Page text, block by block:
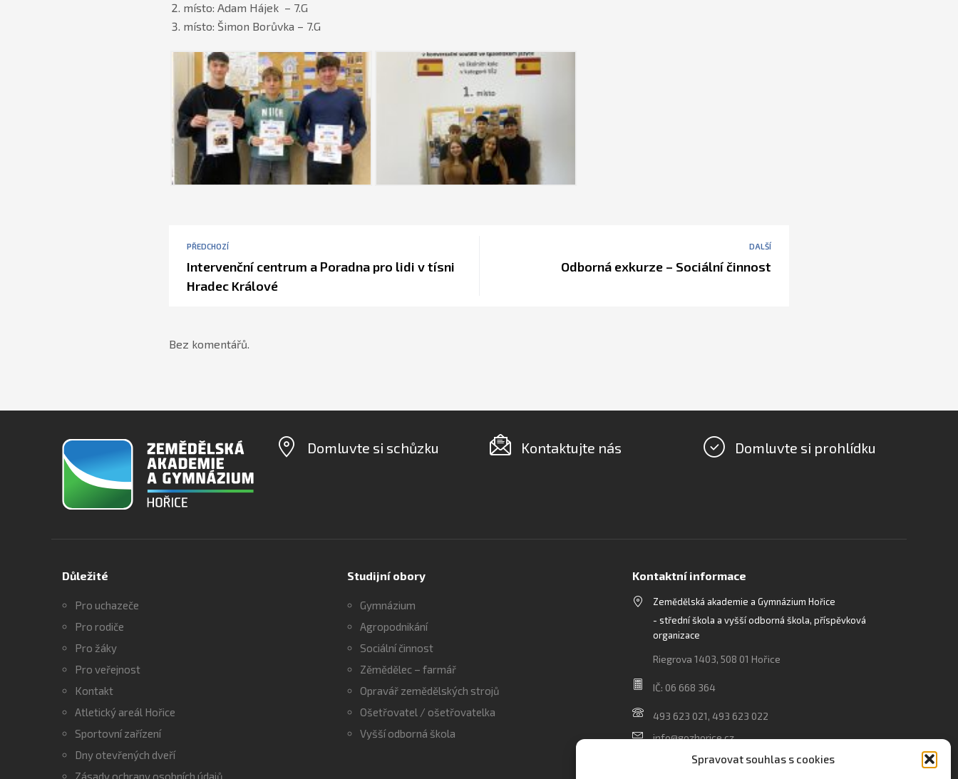
Spravovat souhlas s cookies
místo: Adam Hájek – 7.G
místo: Šimon Borůvka – 7.G
PŘEDCHOZÍ
Intervenční centrum a Poradna pro lidi v tísni
Hradec Králové
DALŠÍ
Odborná exkurze – Sociální činnost
Bez komentářů.
Domluvte si schůzku Kontaktujte nás Domluvte si prohlídku
Důležité
Pro uchazeče
Pro rodiče
Pro žáky
Pro veřejnost
Kontakt
Atletický areál Hořice
Sportovní zařízení
Dny otevřených dveří
Zásady ochrany osobních údajů
Studijní obory
Gymnázium
Agropodnikání
Sociální činnost
Zěmědělec – farmář
Opravář zemědělských strojů
Ošetřovatel / ošetřovatelka
Vyšší odborná škola
Kontaktní informace
Zemědělská akademie a Gymnázium Hořice
- střední škola a vyšší odborná škola, příspěvková
organizace
Riegrova 1403, 508 01 Hořice
IČ: 06 668 364
493 623 021, 493 623 022
info@gozhorice.cz
www.zaghorice.cz